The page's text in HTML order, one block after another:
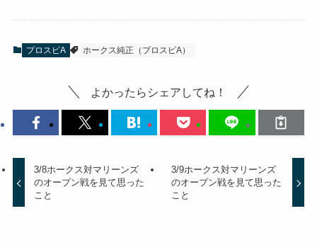
プロスピA ホークス純正（プロスピA）
よかったらシェアしてね！
3/8ホークス対マリーンズ
のオープン戦を見て思った
こと
3/9ホークス対マリーンズ
のオープン戦を見て思った
こと